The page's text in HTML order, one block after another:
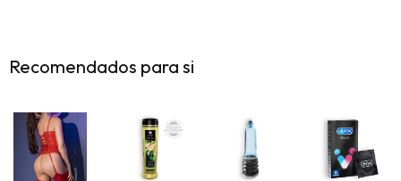
Recomendados para si